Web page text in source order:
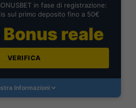
in fase di registrazione:
sul primo deposito fino a 50€
reale
VERIFICA
Informazioni